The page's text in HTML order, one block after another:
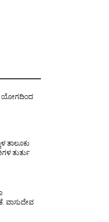
ಯೋಗದಿಂದ
ತಾಲೂಕು
ತುರ್ತು
ವಾಸುದೇವ